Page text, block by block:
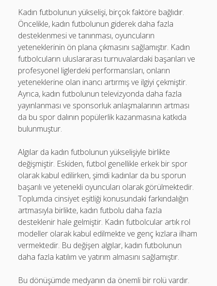
Kadın futbolunun yükselişi, birçok faktöre bağlıdır.
Öncelikle, kadın futbolunun giderek daha fazla
desteklenmesi ve tanınması, oyuncuların
yeteneklerinin ön plana çıkmasını sağlamıştır. Kadın
futbolcuların uluslararası turnuvalardaki başarıları ve
profesyonel liglerdeki performansları, onların
yeteneklerine olan inancı artırmış ve ilgiyi çekmiştir.
Ayrıca, kadın futbolunun televizyonda daha fazla
yayınlanması ve sponsorluk anlaşmalarının artması
da bu spor dalının popülerlik kazanmasına katkıda
bulunmuştur.
Algılar da kadın futbolunun yükselişiyle birlikte
değişmiştir. Eskiden, futbol genellikle erkek bir spor
olarak kabul edilirken, şimdi kadınlar da bu sporun
başarılı ve yetenekli oyuncuları olarak görülmektedir.
Toplumda cinsiyet eşitliği konusundaki farkındalığın
artmasıyla birlikte, kadın futbolu daha fazla
desteklenir hale gelmiştir. Kadın futbolcular artık rol
modeller olarak kabul edilmekte ve genç kızlara ilham
vermektedir. Bu değişen algılar, kadın futbolunun
daha fazla katılım ve yatırım almasını sağlamıştır.
Bu dönüşümde medyanın da önemli bir rolü vardır.